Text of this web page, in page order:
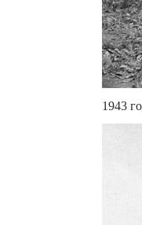
1943